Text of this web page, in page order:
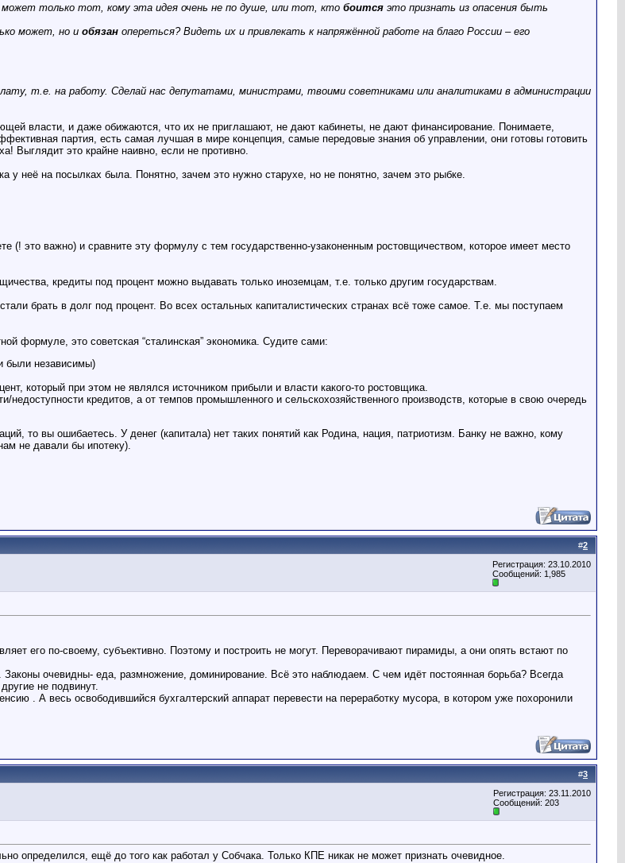
может только тот, кому эта идея очень не по душе, или тот, кто боится это признать из опасения быть
может, но и обязан опереться? Видеть их и привлекать к напряжённой работе на благо России – его
т.е. на работу. Сделай нас депутатами, министрами, твоими советниками или аналитиками в администрации
власти, и даже обижаются, что их не приглашают, не дают кабинеты, не дают финансирование. Понимаете,
партия, есть самая лучшая в мире концепция, самые передовые знания об управлении, они готовы готовить
Выглядит это крайне наивно, если не противно.
у неё на посылках была. Понятно, зачем это нужно старухе, но не понятно, зачем это рыбке.
(! это важно) и сравните эту формулу с тем государственно-узаконенным ростовщичеством, которое имеет место
кредиты под процент можно выдавать только иноземцам, т.е. только другим государствам.
брать в долг под процент. Во всех остальных капиталистических странах всё тоже самое. Т.е. мы поступаем
формуле, это советская “сталинская” экономика. Судите сами:
были независимы)
который при этом не являлся источником прибыли и власти какого-то ростовщика.
недоступности кредитов, а от темпов промышленного и сельскохозяйственного производств, которые в свою очередь
то вы ошибаетесь. У денег (капитала) нет таких понятий как Родина, нация, патриотизм. Банку не важно, кому
не давали бы ипотеку).
#2
Регистрация: 23.10.2010
Сообщений: 1,985
его по-своему, субъективно. Поэтому и построить не могут. Переворачивают пирамиды, а они опять встают по
очевидны- еда, размножение, доминирование. Всё это наблюдаем. С чем идёт постоянная борьба? Всегда
не подвинут.
. А весь освободившийся бухгалтерский аппарат перевести на переработку мусора, в котором уже похоронили
#3
Регистрация: 23.11.2010
Сообщений: 203
определился, ещё до того как работал у Собчака. Только КПЕ никак не может признать очевидное.